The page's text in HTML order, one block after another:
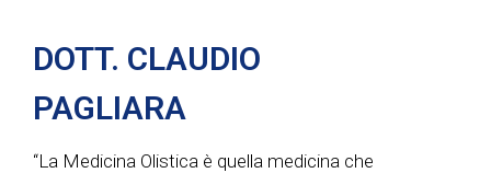
DOTT. CLAUDIO
PAGLIARA
“La Medicina Olistica è quella medicina che